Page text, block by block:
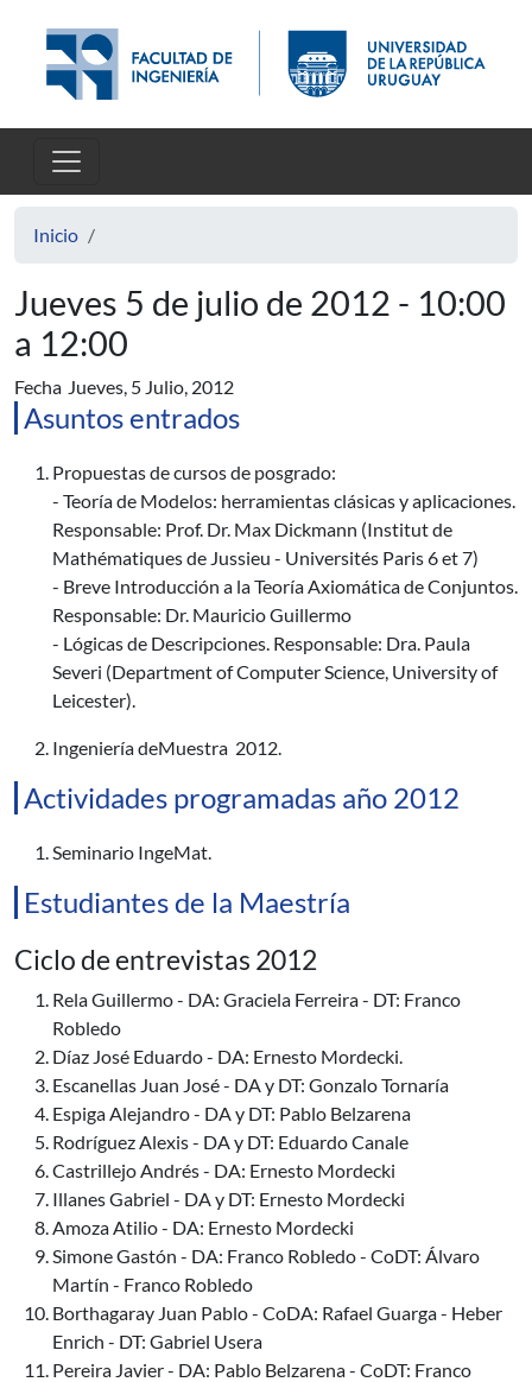
Inicio
Jueves 5 de julio de 2012 - 10:00
a 12:00
Fecha Jueves, 5 Julio, 2012
Asuntos entrados
Propuestas de cursos de posgrado:
- Teoría de Modelos: herramientas clásicas y aplicaciones.
Responsable: Prof. Dr. Max Dickmann (Institut de
Mathématiques de Jussieu - Universités Paris 6 et 7)
- Breve Introducción a la Teoría Axiomática de Conjuntos.
Responsable: Dr. Mauricio Guillermo
- Lógicas de Descripciones. Responsable: Dra. Paula
Severi (Department of Computer Science, University of
Leicester).
Ingeniería deMuestra 2012.
Actividades programadas año 2012
Seminario IngeMat.
Estudiantes de la Maestría
Ciclo de entrevistas 2012
Rela Guillermo - DA: Graciela Ferreira - DT: Franco
Robledo
Díaz José Eduardo - DA: Ernesto Mordecki.
Escanellas Juan José - DA y DT: Gonzalo Tornaría
Espiga Alejandro - DA y DT: Pablo Belzarena
Rodríguez Alexis - DA y DT: Eduardo Canale
Castrillejo Andrés - DA: Ernesto Mordecki
Illanes Gabriel - DA y DT: Ernesto Mordecki
Amoza Atilio - DA: Ernesto Mordecki
Simone Gastón - DA: Franco Robledo - CoDT: Álvaro
Martín - Franco Robledo
Borthagaray Juan Pablo - CoDA: Rafael Guarga - Heber
Enrich - DT: Gabriel Usera
Pereira Javier - DA: Pablo Belzarena - CoDT: Franco